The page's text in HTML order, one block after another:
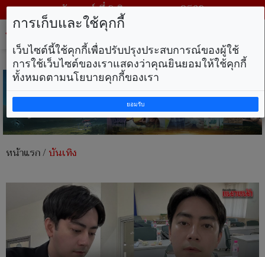
วันเสาร์ ที่ 8 สิงหาคม พ.ศ. 2569
หน้าแรก/บันเทิง
การเก็บและใช้คุกกี้
เว็บไซต์นี้ใช้คุกกี้เพื่อปรับปรุงประสบการณ์ของผู้ใช้
การใช้เว็บไซต์ของเราแสดงว่าคุณยินยอมให้ใช้คุกกี้
ทั้งหมดตามนโยบายคุกกี้ของเรา
ยอมรับ